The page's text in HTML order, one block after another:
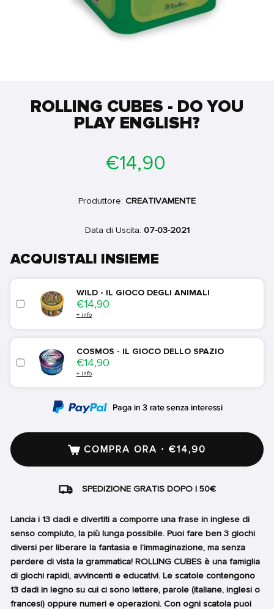
ROLLING CUBES - DO YOU
PLAY ENGLISH?
di
€14,90
Produttore: CREATIVAMENTE
Data di Uscita: 07-03-2021
ACQUISTALI INSIEME
WILD - IL GIOCO DEGLI ANIMALI
Price
€14,90
+ info
COSMOS - IL GIOCO DELLO SPAZIO
Price
€14,90
+ info
COMPRA ORA · €14,90
SPEDIZIONE GRATIS DOPO I 50€
Lancia i 13 dadi e divertiti a comporre una frase in inglese di
senso compiuto, la più lunga possibile. Puoi fare ben 3 giochi
diversi per liberare la fantasia e l’immaginazione, ma senza
perdere di vista la grammatica! ROLLING CUBES è una famiglia
di giochi rapidi, avvincenti e educativi. Le scatole contengono
13 dadi in legno su cui ci sono lettere, parole (italiane, inglesi o
francesi) oppure numeri e operazioni. Con ogni scatola puoi